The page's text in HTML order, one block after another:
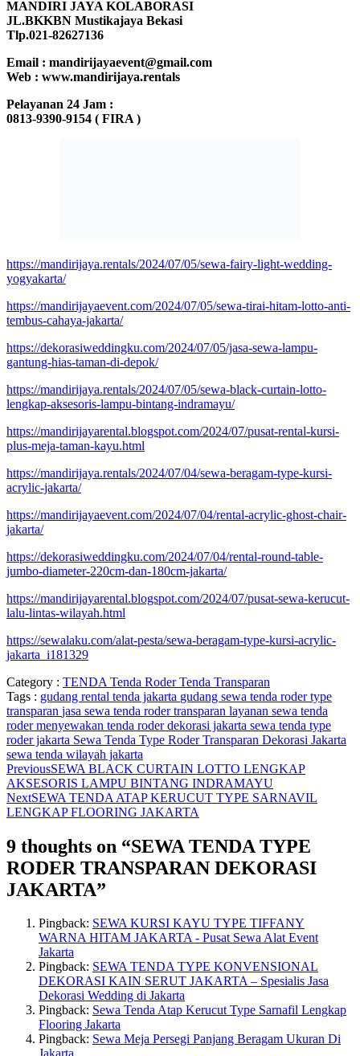
MANDIRI JAYA KOLABORASI
JL.BKKBN Mustikajaya Bekasi
Tlp.021-82627136
Email : mandirijayaevent@gmail.com
Web : www.mandirijaya.rentals
Pelayanan 24 Jam :
0813-9390-9154 ( FIRA )
https://mandirijaya.rentals/2024/07/05/sewa-fairy-light-wedding-
yogyakarta/
https://mandirijayaevent.com/2024/07/05/sewa-tirai-hitam-lotto-anti-
tembus-cahaya-jakarta/
https://dekorasiweddingku.com/2024/07/05/jasa-sewa-lampu-
gantung-hias-taman-di-depok/
https://mandirijaya.rentals/2024/07/05/sewa-black-curtain-lotto-
lengkap-aksesoris-lampu-bintang-indramayu/
https://mandirijayarental.blogspot.com/2024/07/pusat-rental-kursi-
plus-meja-taman-kayu.html
https://mandirijaya.rentals/2024/07/04/sewa-beragam-type-kursi-
acrylic-jakarta/
https://mandirijayaevent.com/2024/07/04/rental-acrylic-ghost-chair-
jakarta/
https://dekorasiweddingku.com/2024/07/04/rental-round-table-
jumbo-diameter-220cm-dan-180cm-jakarta/
https://mandirijayarental.blogspot.com/2024/07/pusat-sewa-kerucut-
lalu-lintas-wilayah.html
https://sewalaku.com/alat-pesta/sewa-beragam-type-kursi-acrylic-
jakarta_i181329
Category : TENDA Tenda RoderTenda Transparan
Tags : gudang rental tenda jakarta gudang sewa tenda roder type
transparan jasa sewa tenda roder transparan layanan sewa tenda
rodermenyewakan tenda roder dekorasi jakarta sewa tenda type
roder jakarta Sewa Tenda Type Roder Transparan Dekorasi Jakarta
sewa tenda wilayah jakarta
PreviousSEWA BLACK CURTAIN LOTTO LENGKAP
AKSESORIS LAMPU BINTANG INDRAMAYU
NextSEWA TENDA ATAP KERUCUT TYPE SARNAVIL
LENGKAP FLOORING JAKARTA
9 thoughts on “SEWA TENDA TYPE
RODER TRANSPARAN DEKORASI
JAKARTA”
Pingback: SEWA KURSI KAYU TYPE TIFFANY
WARNA HITAM JAKARTA - Pusat Sewa Alat Event
Jakarta
Pingback: SEWA TENDA TYPE KONVENSIONAL
DEKORASI KAIN SERUT JAKARTA – Spesialis Jasa
Dekorasi Wedding di Jakarta
Pingback: Sewa Tenda Atap Kerucut Type Sarnafil Lengkap
Flooring Jakarta
Pingback: Sewa Meja Persegi Panjang Beragam Ukuran Di